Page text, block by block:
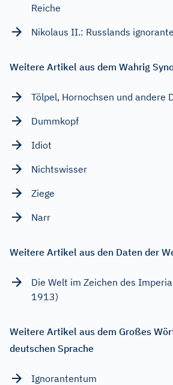
Reiche
Nikolaus II.: Russlands
Weitere Artikel aus dem Wahrig
Tölpel, Hornochsen und andere
Dummkopf
Idiot
Nichtswisser
Ziege
Narr
Weitere Artikel aus den Daten der
Die Welt im Zeichen des
1913)
Weitere Artikel aus dem Großes
deutschen Sprache
Ignorantentum